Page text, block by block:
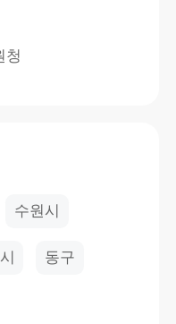
청
수원시
동구